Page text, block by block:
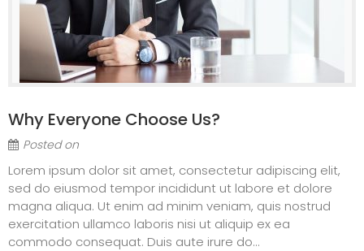
Why Everyone Choose Us?
Posted on
Lorem ipsum dolor sit amet, consectetur adipiscing elit,
sed do eiusmod tempor incididunt ut labore et dolore
magna aliqua. Ut enim ad minim veniam, quis nostrud
exercitation ullamco laboris nisi ut aliquip ex ea
commodo consequat. Duis aute irure do...